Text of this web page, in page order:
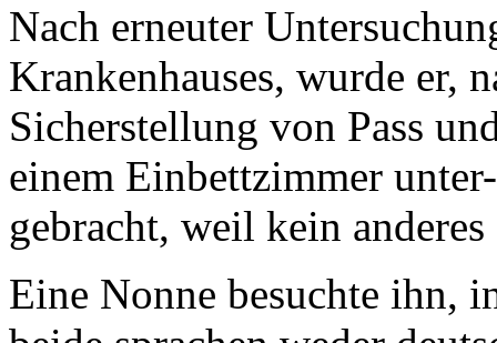
Nach erneuter
Krankenhauses, wurde er,
Sicherstellung von Pass
einem Einbettzimmer unter-
gebracht, weil kein
Eine Nonne besuchte ihn,